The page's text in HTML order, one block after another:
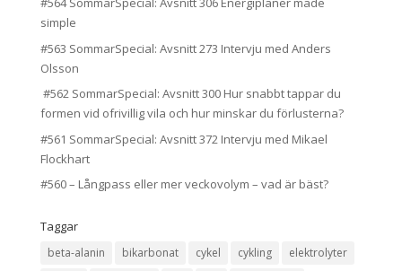
simple
#563 SommarSpecial: Avsnitt 273 Intervju med Anders
Olsson
#562 SommarSpecial: Avsnitt 300 Hur snabbt tappar du
formen vid ofrivillig vila och hur minskar du förlusterna?
#561 SommarSpecial: Avsnitt 372 Intervju med Mikael
Flockhart
#560 – Långpass eller mer veckovolym – vad är bäst?
Taggar
beta-alanin bikarbonat cykel cykling
elektrolyter